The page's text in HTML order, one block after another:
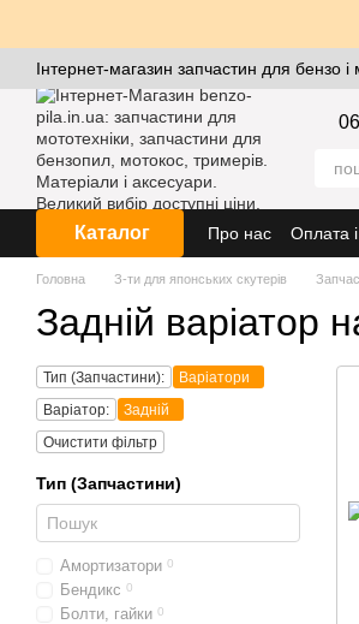
Інтернет-магазин запчастин для бензо і
Каталог Про нас Оплата
Головна З-ти для японських скутерів
Задній варіатор
Тип (Запчастини):
Варіатори
Варіатор:
Задній
Очистити фільтр
Тип (Запчастини)
Амортизатори 0
Бендикс 0
Болти, гайки 0